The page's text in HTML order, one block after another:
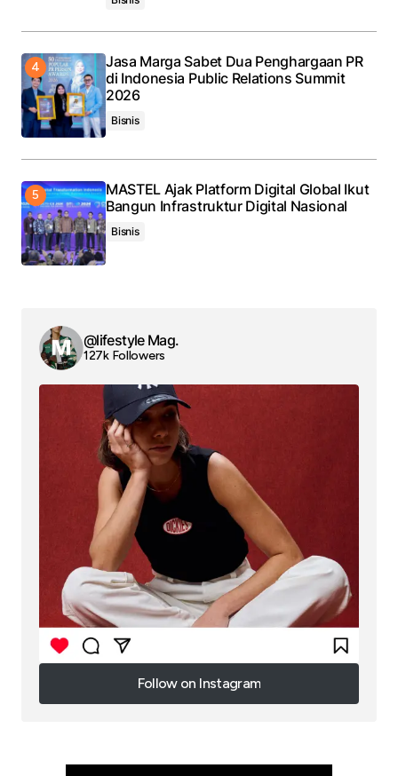
Jasa Marga Sabet Dua Penghargaan PR
di Indonesia Public Relations Summit
2026
Bisnis
MASTEL Ajak Platform Digital Global Ikut
Bangun Infrastruktur Digital Nasional
Bisnis
@lifestyle Mag.
127k Followers
Follow on Instagram
Follow on Instagram